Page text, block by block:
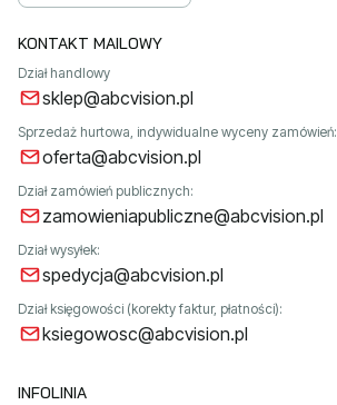
KONTAKT MAILOWY
Dział handlowy
sklep@abcvision.pl
Sprzedaż hurtowa, indywidualne wyceny zamówień:
oferta@abcvision.pl
Dział zamówień publicznych:
zamowieniapubliczne@abcvision.pl
Dział wysyłek:
spedycja@abcvision.pl
Dział księgowości (korekty faktur, płatności):
ksiegowosc@abcvision.pl
INFOLINIA